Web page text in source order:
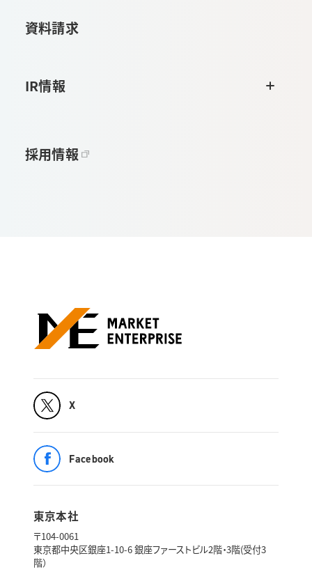
X
Facebook
東京本社
〒104-0061
東京都中央区銀座1-10-6 銀座ファーストビル2階・3階(受付3
階）
資料請求
IR情報
採用情報